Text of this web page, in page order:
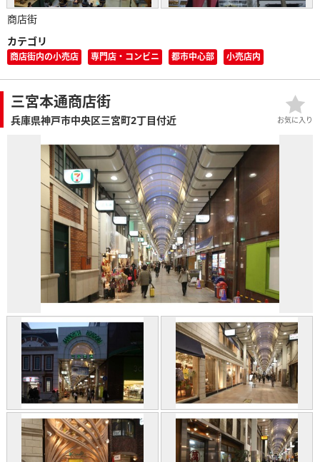
商店街
カテゴリ
商店街内の小売店 専門店・コンビニ 都市中心部 小売店内
三宮本通商店街
兵庫県神戸市中央区三宮町2丁目付近 お気に入り